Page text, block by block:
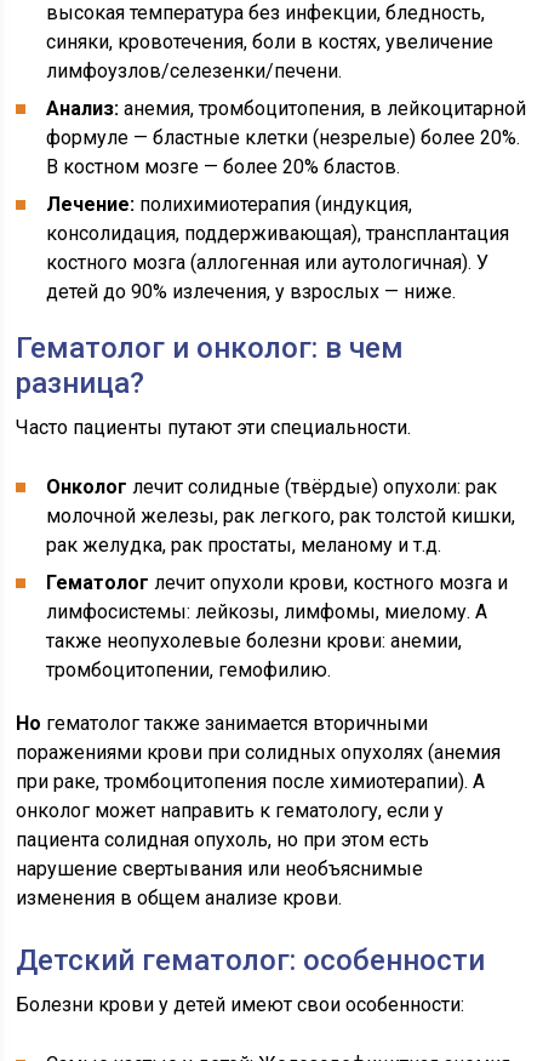
высокая температура без инфекции, бледность,
синяки, кровотечения, боли в костях, увеличение
лимфоузлов/селезенки/печени.
Анализ: анемия, тромбоцитопения, в лейкоцитарной
формуле — бластные клетки (незрелые) более 20%.
В костном мозге — более 20% бластов.
Лечение: полихимиотерапия (индукция,
консолидация, поддерживающая), трансплантация
костного мозга (аллогенная или аутологичная). У
детей до 90% излечения, у взрослых — ниже.
Гематолог и онколог: в чем
разница?
Часто пациенты путают эти специальности.
Онколог лечит солидные (твёрдые) опухоли: рак
молочной железы, рак легкого, рак толстой кишки,
рак желудка, рак простаты, меланому и т.д.
Гематолог лечит опухоли крови, костного мозга и
лимфосистемы: лейкозы, лимфомы, миелому. А
также неопухолевые болезни крови: анемии,
тромбоцитопении, гемофилию.
Но гематолог также занимается вторичными
поражениями крови при солидных опухолях (анемия
при раке, тромбоцитопения после химиотерапии). А
онколог может направить к гематологу, если у
пациента солидная опухоль, но при этом есть
нарушение свертывания или необъяснимые
изменения в общем анализе крови.
Детский гематолог: особенности
Болезни крови у детей имеют свои особенности: